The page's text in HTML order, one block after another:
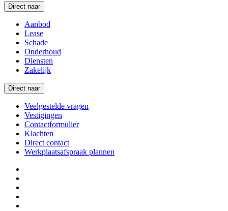
Direct naar
Aanbod
Lease
Schade
Onderhoud
Diensten
Zakelijk
Direct naar
Veelgestelde vragen
Vestigingen
Contactformulier
Klachten
Direct contact
Werkplaatsafspraak plannen